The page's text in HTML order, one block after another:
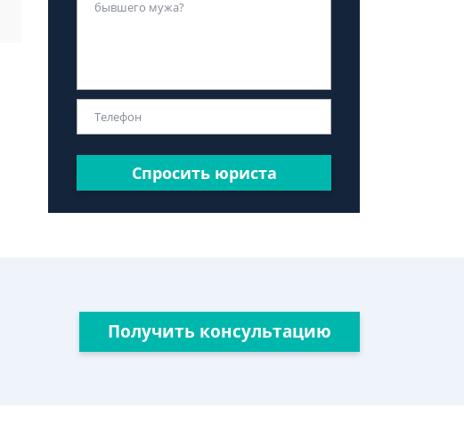
Спросить юриста
Получить консультацию